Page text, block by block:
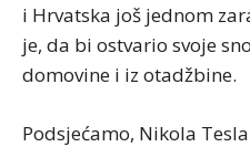
i Hrvatska još jednom
je, da bi ostvario svoje
domovine i iz otadžbine.
Podsjećamo, Nikola